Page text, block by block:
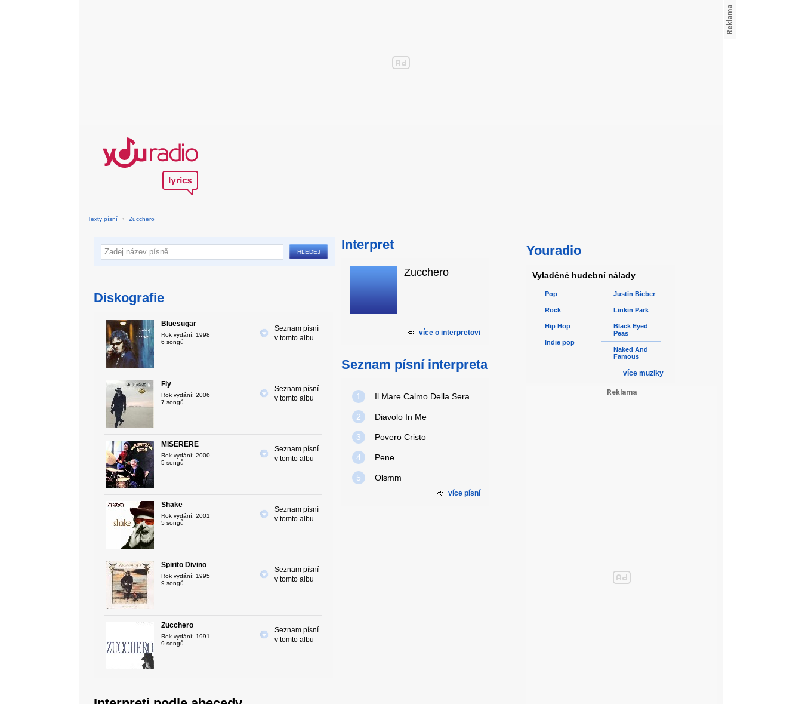
Texty písní › Zucchero
Diskografie
Bluesugar
Rok vydání: 1998
6 songů
Seznam písní
v tomto albu
Fly
Rok vydání: 2006
7 songů
Seznam písní
v tomto albu
MISERERE
Rok vydání: 2000
5 songů
Seznam písní
v tomto albu
Shake
Rok vydání: 2001
5 songů
Seznam písní
v tomto albu
Spirito Divino
Rok vydání: 1995
9 songů
Seznam písní
v tomto albu
Zucchero
Rok vydání: 1991
9 songů
Seznam písní
v tomto albu
Interpret
Zucchero
více o interpretovi
Seznam písní interpreta
1 Il Mare Calmo Della Sera
2 Diavolo In Me
3 Povero Cristo
4 Pene
5 Olsmm
více písní
Youradio
Vyladěné hudební nálady
Pop
Rock
Hip Hop
Indie pop
Justin Bieber
Linkin Park
Black Eyed
Peas
Naked And
Famous
více muziky